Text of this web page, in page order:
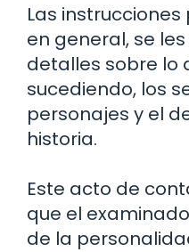
Las
en general, se
detalles sobre lo
sucediendo, los
personajes y el
historia.
Este acto de
que el
de la